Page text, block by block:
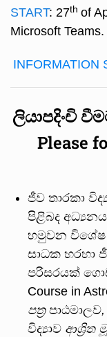
START: 27th of
Microsoft Teams.
INFORMATION
ලියාපදිංචි
Please
ජීව තාරකා
පිළිබද අධ්‍යනය
හමුවන
සාධක හරහා
පරිසරයක්
Course in
පත්පාඨමාලව,
විද්‍යාව ආශ්රිත